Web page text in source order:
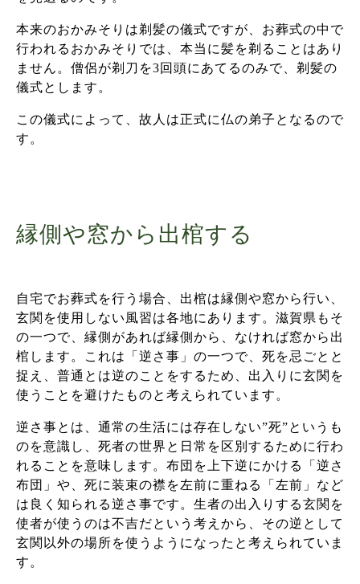
本来のおかみそりは剃髪の儀式ですが、お葬式の中で
行われるおかみそりでは、本当に髪を剃ることはあり
ません。僧侶が剃刀を3回頭にあてるのみで、剃髪の
儀式とします。
この儀式によって、故人は正式に仏の弟子となるので
す。
縁側や窓から出棺する
自宅でお葬式を行う場合、出棺は縁側や窓から行い、
玄関を使用しない風習は各地にあります。滋賀県もそ
の一つで、縁側があれば縁側から、なければ窓から出
棺します。
これは「逆さ事」の一つで、死を忌ごとと
捉え、普通とは逆のことをするため、出入りに玄関を
使うことを避けたものと考えられています。
逆さ事とは、通常の生活には存在しない”死”というも
のを意識し、死者の世界と日常を区別するために行わ
れることを意味します。布団を上下逆にかける「逆さ
布団」や、死に装束の襟を左前に重ねる「左前」など
は良く知られる逆さ事です。 生者の出入りする玄関を
使者が使うのは不吉だという考えから、その逆として
玄関以外の場所を使うようになったと考えられていま
す。